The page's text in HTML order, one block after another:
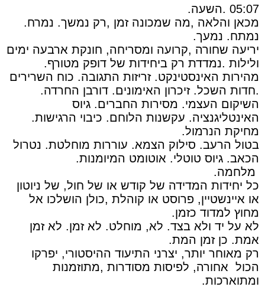
05:07 .השעה.
מכאן והלאה ,מה שמכונה זמן ,רק נמשך. נמרח.
נמתח. נמעך.
יריעה שחורה ,קרועה ומסריחה, חונקת ארבעה ימים
ולילות .נמדדת רק ביחידות של דופק מטורף.
מהירות האינסטינקט. זריזות התגובה. כוח השרירים
.חדות השכל. זיכרון האימונים. דורבן החרדה.
השיקום העצמי. מסירות החברים. גיוס
האינטליגנציה. עקשנות הלוחם. כיבוי הרגישות.
מחיקת הנרמול.
בטול הרעב. סילוק הצמא. עוררות מוחלטת. נטרול
הכאב. גיוס טוטלי. אוטומט המיומנות.
מלחמה.
כל יחידות המדידה של קודש או של חול, של ניוטון
או איינשטיין, פרוסט או קוהלת ,כולן הושלכו אל
מחוץ למדוד כזמן.
לא על יד ולא בצד. לא, מוחלט. לא זמן. לא זמן
אמת. כן זמן המת.
רק מאוחר יותר, יצרני התיעוד ההיסטורי, יפרקו
הכול אחורה, לפיסות מסודרות ,מתוזמנות
ומתוארכות.